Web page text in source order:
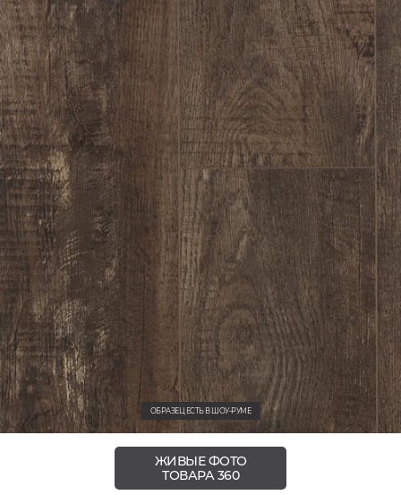
ОБРАЗЕЦ ЕСТЬ В ШОУ-РУМЕ
ЖИВЫЕ ФОТО
ТОВАРА 360